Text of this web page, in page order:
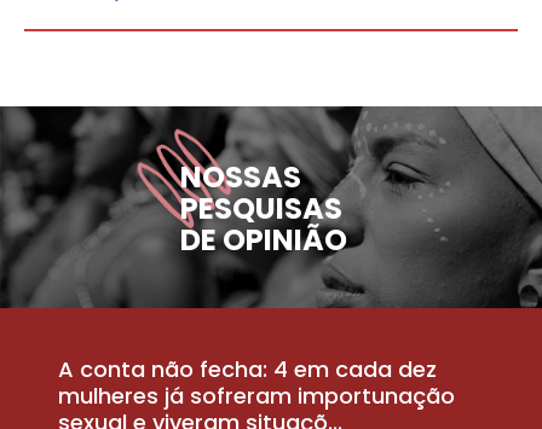
NOSSAS
PESQUISAS
DE OPINIÃO
A conta não fecha: 4 em cada dez
mulheres já sofreram importunação
sexual e viveram situaçõ...